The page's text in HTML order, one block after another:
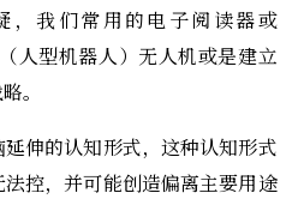
，我们常用的电子阅读器或
人型机器人）无人机或是建立
。
伸的认知形式，这种认知形式
控，并可能创造偏离主要用途